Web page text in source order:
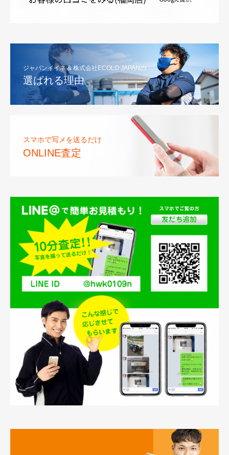
ジャパンイイネ & 株式会社ECOLO JAPANの
選ばれる理由
スマホで写メを送るだけ
ONLINE査定